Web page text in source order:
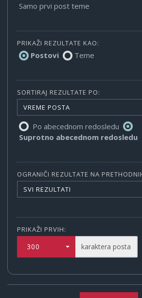
Samo prvi post teme
PRIKAŽI REZULTATE KAO:
Postovi Teme
SORTIRAJ REZULTATE PO:
VREME POSTA
Po abecednom redosledu
Suprotno abecednom redosledu
OGRANIČI REZULTATE NA
SVI REZULTATI
PRIKAŽI PRVIH:
300 karaktera posta